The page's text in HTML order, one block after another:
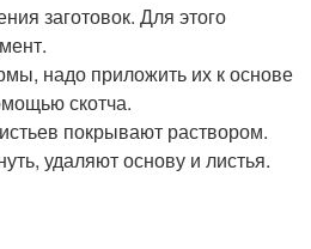
заготовок. Для этого
надо приложить их к основе
скотча.
покрывают раствором.
удаляют основу и листья.